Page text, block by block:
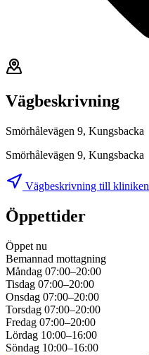
Vägbeskrivning
Smörhålevägen 9, Kungsbacka
Smörhålevägen 9, Kungsbacka
Vägbeskrivning till kliniken
Öppettider
Öppet nu
Bemannad mottagning
Måndag 07:00–20:00
Tisdag 07:00–20:00
Onsdag 07:00–20:00
Torsdag 07:00–20:00
Fredag 07:00–20:00
Lördag 10:00–16:00
Söndag 10:00–16:00